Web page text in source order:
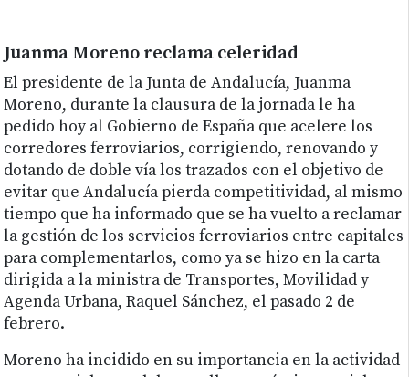
Juanma Moreno reclama celeridad
El presidente de la Junta de Andalucía, Juanma
Moreno, durante la clausura de la jornada le ha
pedido hoy al Gobierno de España que acelere los
corredores ferroviarios, corrigiendo, renovando y
dotando de doble vía los trazados con el objetivo de
evitar que Andalucía pierda competitividad, al mismo
tiempo que ha informado que se ha vuelto a reclamar
la gestión de los servicios ferroviarios entre capitales
para complementarlos, como ya se hizo en la carta
dirigida a la ministra de Transportes, Movilidad y
Agenda Urbana, Raquel Sánchez, el pasado 2 de
febrero.
Moreno ha incidido en su importancia en la actividad